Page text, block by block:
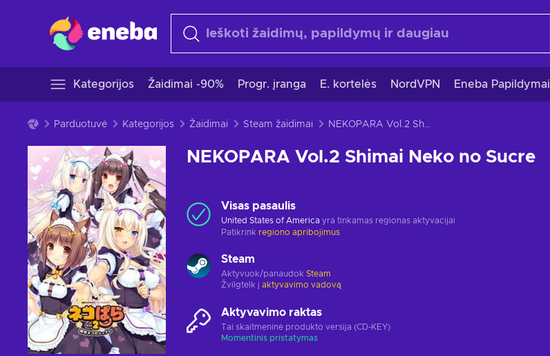
Kategorijos Žaidimai -90% Progr. įranga E. kortelės NordVPN Eneba Papildymai
Parduotuvė Kategorijos Žaidimai Steam žaidimai NEKOPARA Vol.2 Shimai Neko no Sucre
NEKOPARA Vol.2 Shimai Neko no Sucre
Visas pasaulis
United States of America yra tinkamas regionas aktyvacijai
Patikrink regiono apribojimus
Steam
Aktyvuok/panaudok Steam
Žvilgtelk į aktyvavimo vadovą
Aktyvavimo raktas
Tai skaitmeninė produkto versija (CD-KEY)
Momentinis pristatymas